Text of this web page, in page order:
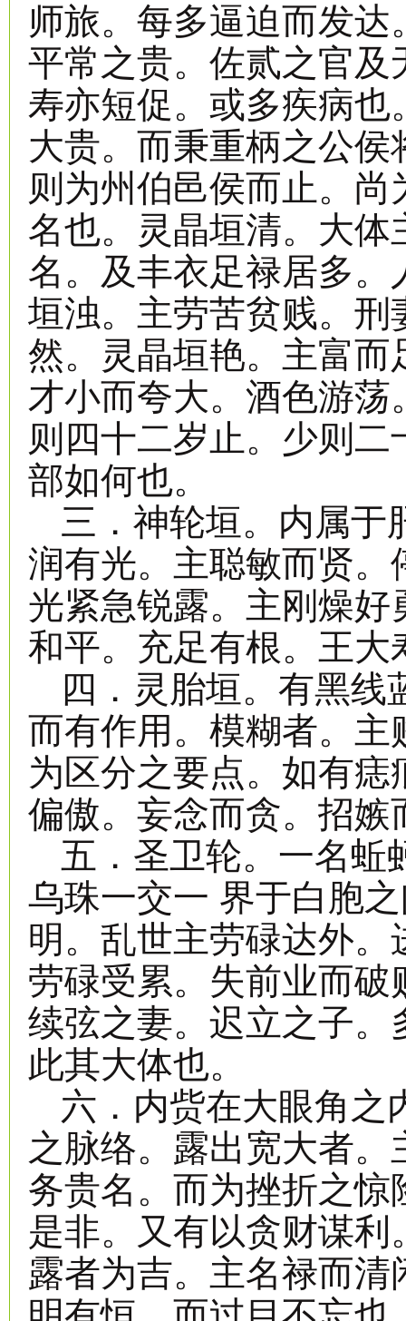
师旅。每多逼迫而发
平常之贵。佐贰之官
寿亦短促。或多疾病
大贵。而秉重柄之公
则为州伯邑侯而止。
名也。灵晶垣清。大
名。及丰衣足禄居多
垣浊。主劳苦贫贱。
然。灵晶垣艳。主富
才小而夸大。酒色游
则四十二岁止。少则
部如何也。
三．神轮垣。内属于
润有光。主聪敏而贤
光紧急锐露。主刚燥
和平。充足有根。王
四．灵胎垣。有黑线
而有作用。模糊者。
为区分之要点。如有
偏傲。妄念而贪。招嫉
五．圣卫轮。一名蚯
乌珠一交一 界于白胞
明。乱世主劳碌达外
劳碌受累。失前业而
续弦之妻。迟立之子
此其大体也。
六．内赀在大眼角之
之脉络。露出宽大者
务贵名。而为挫折之
是非。又有以贪财谋
露者为吉。主名禄而